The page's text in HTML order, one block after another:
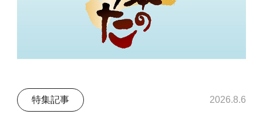
特集記事 2026.8.6